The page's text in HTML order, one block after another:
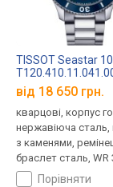
TISSOT Seastar
від 18 650 грн.
кварцові, корпус
нержавіюча сталь,
з каменями,
браслет сталь, WR
Швейцаріяпорівняти